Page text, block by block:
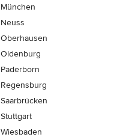
München
Neuss
Oberhausen
Oldenburg
Paderborn
Regensburg
Saarbrücken
Stuttgart
Wiesbaden